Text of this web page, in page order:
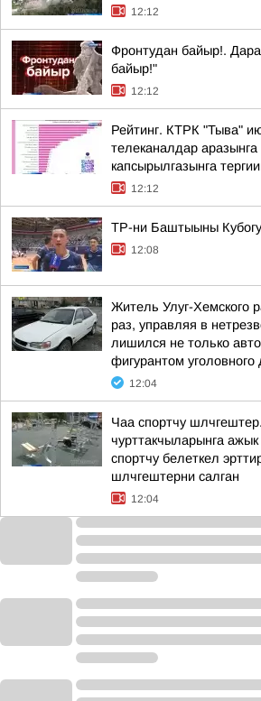
12:12
Фронтудан байыр!.
байыр!"
12:12
Рейтинг. КТРК "Тыва"
телеканалдар
капсырылгазынга
12:12
ТР-ни Баштыыны
12:08
Житель Улуг-Хемского
раз, управляя в
лишился не только
фигурантом уголовного
12:04
Чаа спортчу
чурттакчыларынга ажык
спортчу белеткел
шлчгештерни салган
12:04